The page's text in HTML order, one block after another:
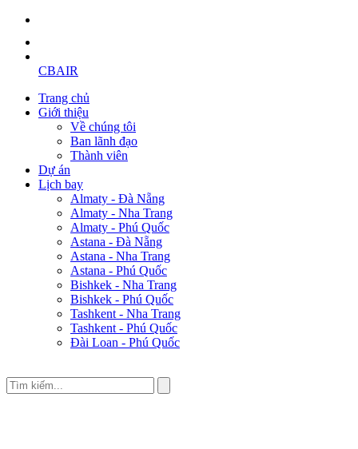
CBAIR
Trang chủ
Giới thiệu
Về chúng tôi
Ban lãnh đạo
Thành viên
Dự án
Lịch bay
Almaty - Đà Nẵng
Almaty - Nha Trang
Almaty - Phú Quốc
Astana - Đà Nẵng
Astana - Nha Trang
Astana - Phú Quốc
Bishkek - Nha Trang
Bishkek - Phú Quốc
Tashkent - Nha Trang
Tashkent - Phú Quốc
Đài Loan - Phú Quốc